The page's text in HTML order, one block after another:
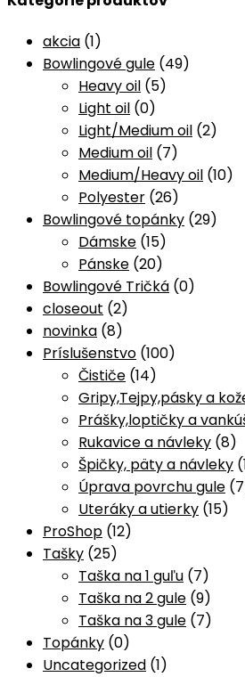
akcia (1)
Bowlingové gule (49)
Heavy oil (5)
Light oil (0)
Light/Medium oil (2)
Medium oil (7)
Medium/Heavy oil (10)
Polyester (26)
Bowlingové topánky (29)
Dámske (15)
Pánske (20)
Bowlingové Tričká (0)
closeout (2)
novinka (8)
Príslušenstvo (100)
Čističe (14)
Gripy,Tejpy,pásky a
Prášky,loptičky a
Rukavice a návleky (8)
Špičky, päty a návleky
Úprava povrchu gule
Uteráky a utierky (15)
ProShop (12)
Tašky (25)
Taška na 1 guľu (7)
Taška na 2 gule (9)
Taška na 3 gule (7)
Topánky (0)
Uncategorized (1)